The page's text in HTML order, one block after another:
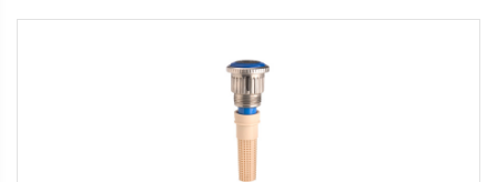
Náhradný filter pre Hunter MP-1000HT, MP-2000HT